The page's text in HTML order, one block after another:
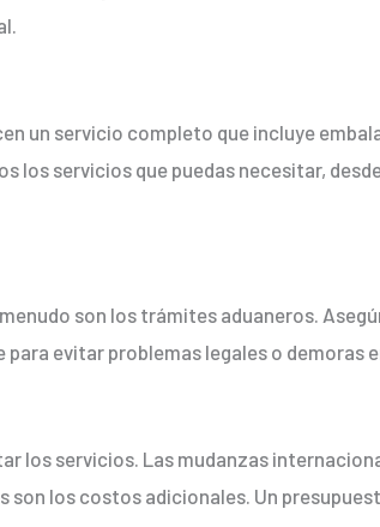
un servicio completo que incluye
los servicios que puedas necesitar,
son los trámites aduaneros.
evitar problemas legales o demoras
los servicios. Las mudanzas
los costos adicionales. Un